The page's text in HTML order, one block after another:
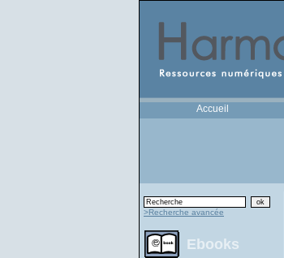
Accueil
>Recherche avancée
Ebooks